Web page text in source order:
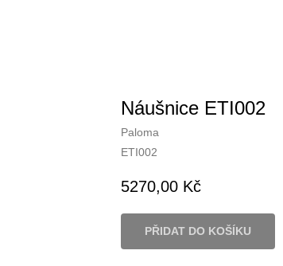
Náušnice ETI002
Paloma
ETI002
5270,00 Kč
PŘIDAT DO KOŠÍKU